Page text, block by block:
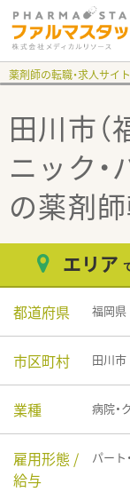
薬剤師の転職・求人サイ
田川市（
ニック・
の薬剤
エリア
都道府県 福岡県
市区町村 田川市
業種 病院・
雇用形態 /
給与
パート